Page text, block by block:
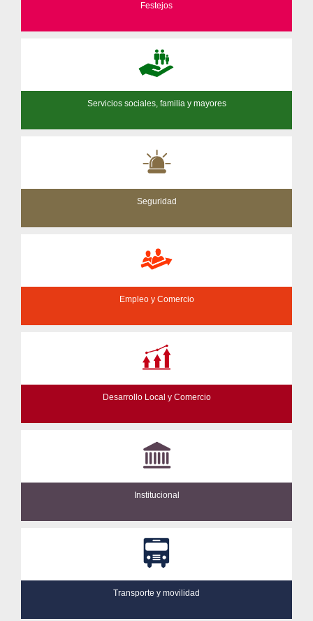
Festejos
Servicios sociales, familia y mayores
Seguridad
Empleo y Comercio
Desarrollo Local y Comercio
Institucional
Transporte y movilidad